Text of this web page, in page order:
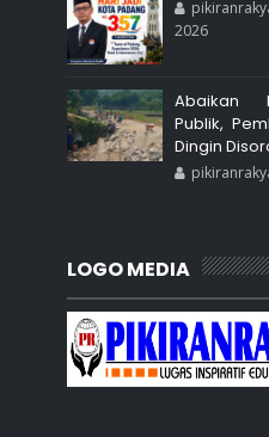
2026
Abaikan
Publik,
Dingin
LOGO MEDIA